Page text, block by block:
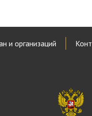
и организаций